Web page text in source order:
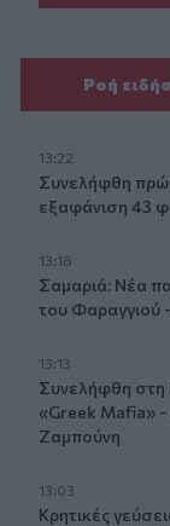
Ροή
13:22
Συνελήφθη
εξαφάνιση 43
13:18
Σαμαριά: Νέα
του Φαραγγιού
13:13
Συνελήφθη στη
«Greek Mafia» -
Ζαμπούνη
13:03
Κρητικές